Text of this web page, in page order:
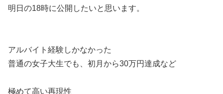
明日の18時に公開したいと思います。
アルバイト経験しかなかった
普通の女子大生でも、初月から30万円達成など
極めて高い再現性